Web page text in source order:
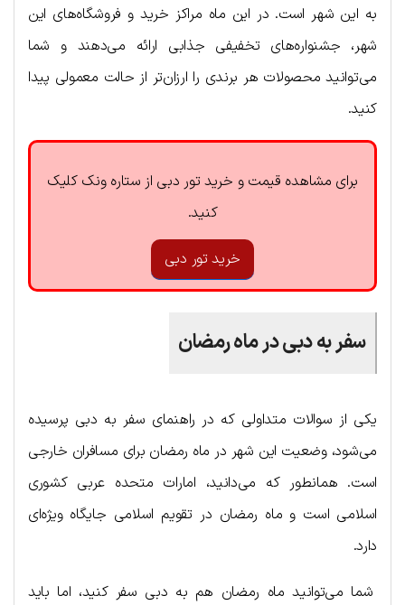
به این شهر است. در این ماه مراکز خرید و فروشگاه‌های این
شهر، جشنواره‌های تخفیفی جذابی ارائه می‌دهند و شما
می‌توانید محصولات هر برندی را ارزان‌تر از حالت معمولی پیدا
کنید.
برای مشاهده قیمت و خرید تور دبی از ستاره ونک کلیک
کنید.
خرید تور دبی
سفر به دبی در ماه رمضان
یکی از سوالات متداولی که در راهنمای سفر به دبی پرسیده
می‌شود، وضعیت این شهر در ماه رمضان برای مسافران خارجی
است. همانطور که می‌دانید، امارات متحده عربی کشوری
اسلامی است و ماه رمضان در تقویم اسلامی جایگاه ویژه‌ای
دارد.
شما می‌توانید ماه رمضان هم به دبی سفر کنید، اما باید